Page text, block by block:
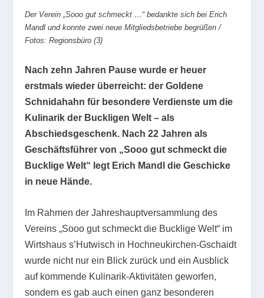
Der Verein „Sooo gut schmeckt …“ bedankte sich bei Erich
Mandl und konnte zwei neue Mitgliedsbetriebe begrüßen /
Fotos: Regionsbüro (3)
Nach zehn Jahren Pause wurde er heuer
erstmals wieder überreicht: der Goldene
Schnidahahn für besondere Verdienste um die
Kulinarik der Buckligen Welt – als
Abschiedsgeschenk. Nach 22 Jahren als
Geschäftsführer von „Sooo gut schmeckt die
Bucklige Welt“ legt Erich Mandl die Geschicke
in neue Hände.
Im Rahmen der Jahreshauptversammlung des
Vereins „Sooo gut schmeckt die Bucklige Welt“ im
Wirtshaus s’Hutwisch in Hochneukirchen-Gschaidt
wurde nicht nur ein Blick zurück und ein Ausblick
auf kommende Kulinarik-Aktivitäten geworfen,
sondern es gab auch einen ganz besonderen